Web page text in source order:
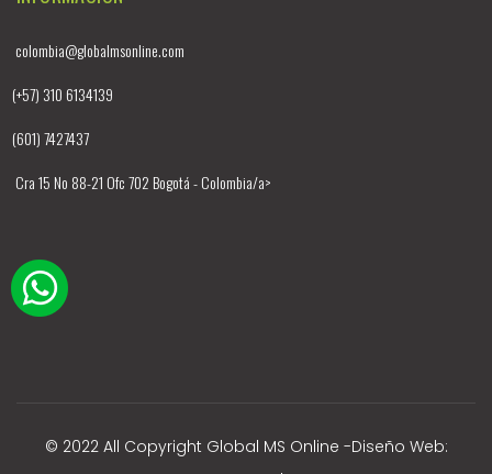
colombia@globalmsonline.com
(+57) 310 6134139
(601) 7427437
Cra 15 No 88-21 Ofc 702 Bogotá - Colombia/a>
© 2022 All Copyright Global MS Online -Diseño Web: